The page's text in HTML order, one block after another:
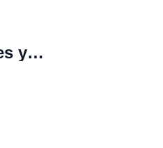
y
el